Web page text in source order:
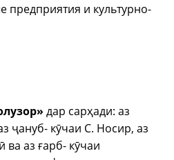
предприятия и культурно-
дар сарҳади: аз
ҷануб- кӯчаи С. Носир, аз
аз ғарб- кӯчаи